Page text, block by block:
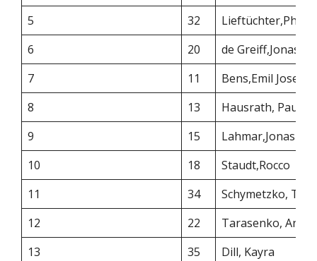
5
32
Lieftüchter,Phil
6
20
de Greiff,Jonas
7
11
Bens,Emil Josef
8
13
Hausrath, Paul
9
15
Lahmar,Jonas
10
18
Staudt,Rocco
11
34
Schymetzko, Tim
12
22
Tarasenko, Anton
13
35 Dill, Kayra